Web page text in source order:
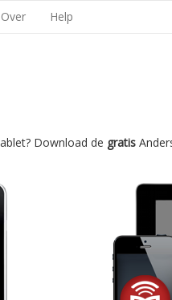
Over Help
Download de gratis